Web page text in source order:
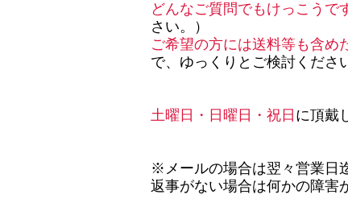
どんなご質問でもけっこうで
さい。）
ご希望の方には送料等も含め
で、ゆっくりとご検討くださ
土曜日・日曜日・祝日 に頂戴
※メールの場合は翌々営業日
返事がない場合は何かの障害